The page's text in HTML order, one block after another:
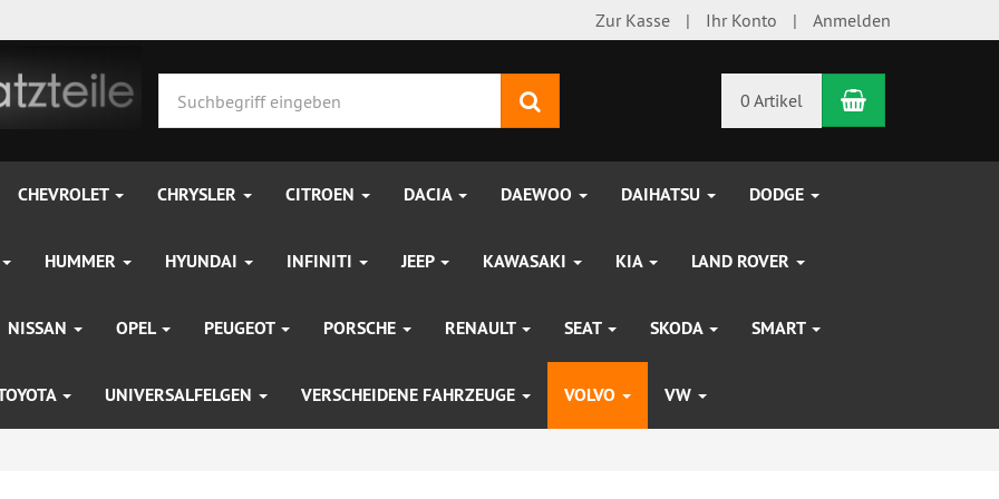
Zur Kasse Ihr Konto Anmelden
0 Artikel Warenkorb
CHEVROLET CHRYSLER CITROEN DACIA DAEWOO DAIHATSU DODGE
HUMMER HYUNDAI INFINITI JEEP KAWASAKI KIA LAND ROVER
NISSAN OPEL PEUGEOT PORSCHE RENAULT SEAT SKODA SMART
UNIVERSALFELGEN VERSCHEIDENE FAHRZEUGE VOLVO VW